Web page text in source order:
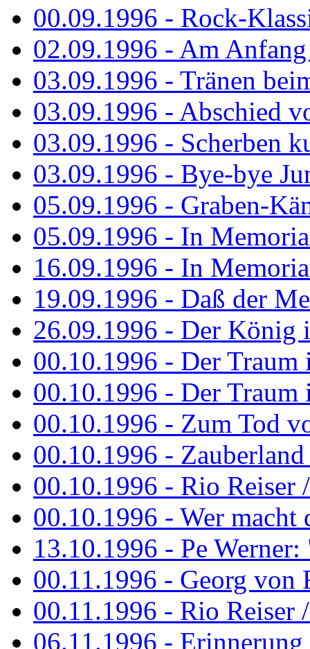
00.09.1996 - Rock-
02.09.1996 - Am
03.09.1996 - Tränen
03.09.1996 - Abschied
03.09.1996 - Scherben
03.09.1996 - Bye-bye
05.09.1996 - Graben-
05.09.1996 - In
16.09.1996 - In
19.09.1996 - Daß der
26.09.1996 - Der König
00.10.1996 - Der Traum
00.10.1996 - Der Traum
00.10.1996 - Zum Tod
00.10.1996 -
00.10.1996 - Rio Reiser
00.10.1996 - Wer macht
13.10.1996 - Pe
00.11.1996 - Georg von
00.11.1996 - Rio Reiser
06.11.1996 -